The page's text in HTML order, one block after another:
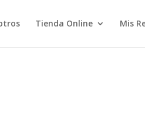
Tienda Online Mis